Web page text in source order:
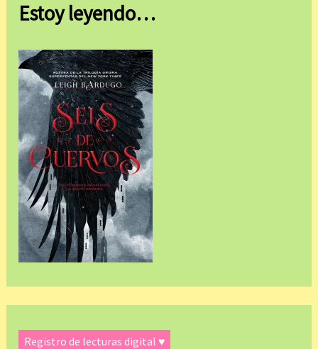
Estoy leyendo…
Registro de lecturas digital ♥